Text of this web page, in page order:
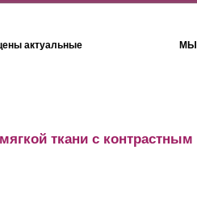
актуальные МЫ
ткани с